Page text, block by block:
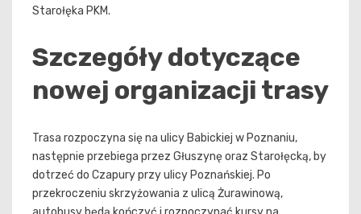
Starołęka PKM.
Szczegóły dotyczące
nowej organizacji trasy
Trasa rozpoczyna się na ulicy Babickiej w Poznaniu,
następnie przebiega przez Głuszynę oraz Starołęcką, by
dotrzeć do Czapury przy ulicy Poznańskiej. Po
przekroczeniu skrzyżowania z ulicą Żurawinową,